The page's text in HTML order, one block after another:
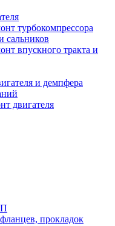
турбокомпрессора
сальников
впускного тракта и
и демпфера
двигателя
прокладок